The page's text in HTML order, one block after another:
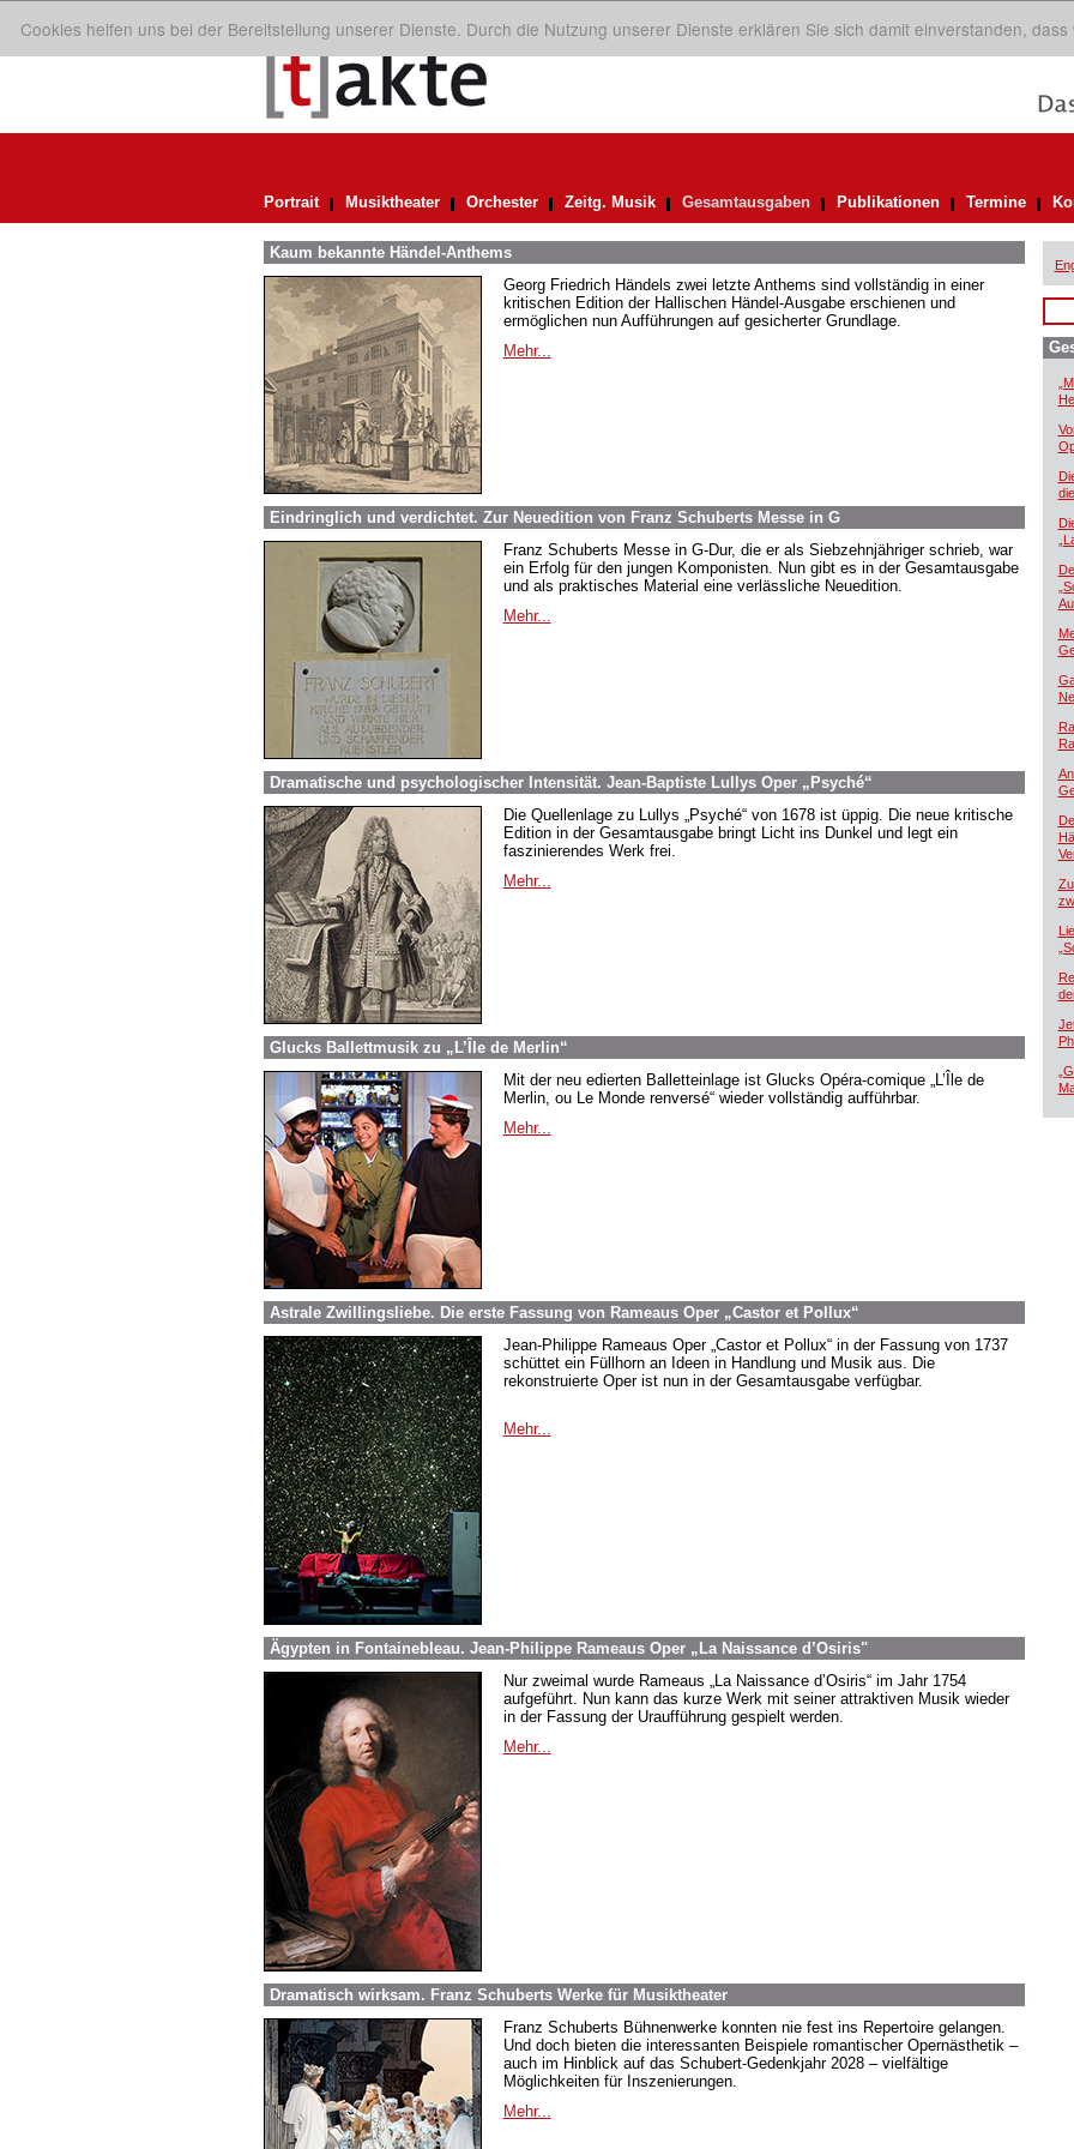
Cookies helfen uns bei der Bereitstellung unserer Dienste. Durch die Nutzung unserer Dienste erklären Sie sich damit einverstanden, dass
Portrait Musiktheater Orchester Zeitg. Musik Gesamtausgaben Publikationen Termine
Kaum bekannte Händel-Anthems
Georg Friedrich Händels zwei letzte Anthems sind vollständig in einer
kritischen Edition der Hallischen Händel-Ausgabe erschienen und
ermöglichen nun Aufführungen auf gesicherter Grundlage.
Mehr...
Eindringlich und verdichtet. Zur Neuedition von Franz Schuberts Messe in G
Franz Schuberts Messe in G-Dur, die er als Siebzehnjähriger schrieb, war
ein Erfolg für den jungen Komponisten. Nun gibt es in der Gesamtausgabe
und als praktisches Material eine verlässliche Neuedition.
Mehr...
Dramatische und psychologischer Intensität. Jean-Baptiste Lullys Oper „Psyché“
Die Quellenlage zu Lullys „Psyché“ von 1678 ist üppig. Die neue kritische
Edition in der Gesamtausgabe bringt Licht ins Dunkel und legt ein
faszinierendes Werk frei.
Mehr...
Glucks Ballettmusik zu „L’Île de Merlin“
Mit der neu edierten Balletteinlage ist Glucks Opéra-comique „L’Île de
Merlin, ou Le Monde renversé“ wieder vollständig aufführbar.
Mehr...
Astrale Zwillingsliebe. Die erste Fassung von Rameaus Oper „Castor et Pollux“
Jean-Philippe Rameaus Oper „Castor et Pollux“ in der Fassung von 1737
schüttet ein Füllhorn an Ideen in Handlung und Musik aus. Die
rekonstruierte Oper ist nun in der Gesamtausgabe verfügbar.
Mehr...
Ägypten in Fontainebleau. Jean-Philippe Rameaus Oper „La Naissance d’Osiris"
Nur zweimal wurde Rameaus „La Naissance d’Osiris“ im Jahr 1754
aufgeführt. Nun kann das kurze Werk mit seiner attraktiven Musik wieder
in der Fassung der Uraufführung gespielt werden.
Mehr...
Dramatisch wirksam. Franz Schuberts Werke für Musiktheater
Franz Schuberts Bühnenwerke konnten nie fest ins Repertoire gelangen.
Und doch bieten die interessanten Beispiele romantischer Opernästhetik –
auch im Hinblick auf das Schubert-Gedenkjahr 2028 – vielfältige
Möglichkeiten für Inszenierungen.
Mehr...